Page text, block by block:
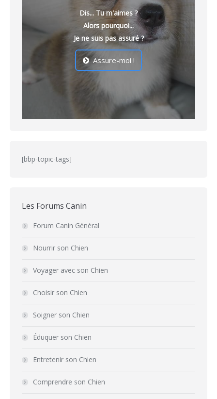
Dis... Tu m'aimes ?
Alors pourquoi...
Je ne suis pas assuré ?
Assure-moi !
[bbp-topic-tags]
Les Forums Canin
Forum Canin Général
Nourrir son Chien
Voyager avec son Chien
Choisir son Chien
Soigner son Chien
Éduquer son Chien
Entretenir son Chien
Comprendre son Chien